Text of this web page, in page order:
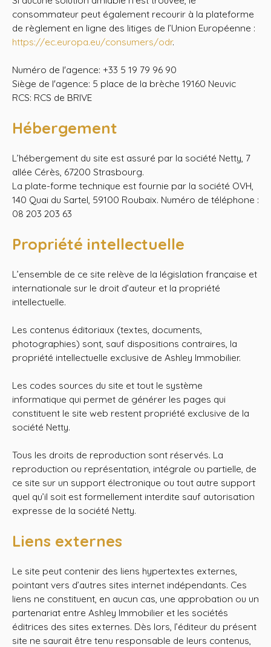
consommateur peut également recourir à la plateforme
de règlement en ligne des litiges de l’Union Européenne :
https://ec.europa.eu/consumers/odr.
Numéro de l'agence: +33 5 19 79 96 90
Siège de l'agence: 5 place de la brèche 19160 Neuvic
RCS: RCS de BRIVE
Hébergement
L’hébergement du site est assuré par la société Netty, 7
allée Cérès, 67200 Strasbourg.
La plate-forme technique est fournie par la société OVH,
140 Quai du Sartel, 59100 Roubaix. Numéro de téléphone :
08 203 203 63
Propriété intellectuelle
L’ensemble de ce site relève de la législation française et
internationale sur le droit d’auteur et la propriété
intellectuelle.
Les contenus éditoriaux (textes, documents,
photographies) sont, sauf dispositions contraires, la
propriété intellectuelle exclusive de Ashley Immobilier.
Les codes sources du site et tout le système
informatique qui permet de générer les pages qui
constituent le site web restent propriété exclusive de la
société Netty.
Tous les droits de reproduction sont réservés. La
reproduction ou représentation, intégrale ou partielle, de
ce site sur un support électronique ou tout autre support
quel qu’il soit est formellement interdite sauf autorisation
expresse de la société Netty.
Liens externes
Le site peut contenir des liens hypertextes externes,
pointant vers d’autres sites internet indépendants. Ces
liens ne constituent, en aucun cas, une approbation ou un
partenariat entre Ashley Immobilier et les sociétés
éditrices des sites externes. Dès lors, l’éditeur du présent
site ne saurait être tenu responsable de leurs contenus,